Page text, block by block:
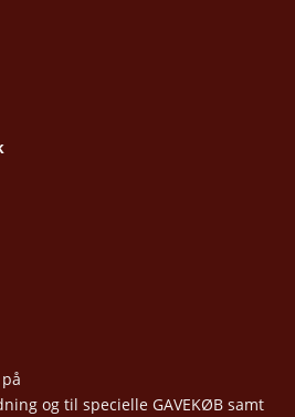
og til specielle GAVEKØB samt